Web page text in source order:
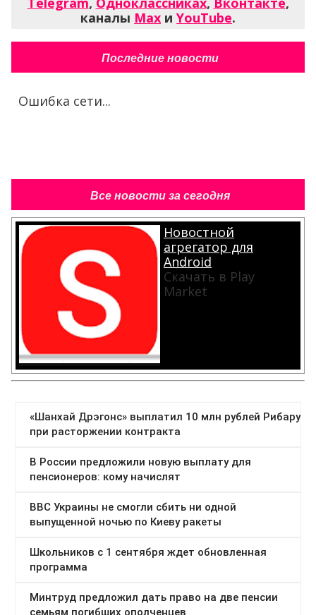
каналы Max и YouTube.
Последние новости
Ошибка сети...
Все новости за сегодня
Новостной
агрегатор для
Android
Скачать в Play
Market